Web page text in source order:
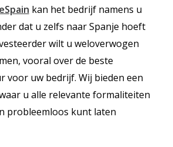
kan het bedrijf namens u
dat u zelfs naar Spanje hoeft
wilt u weloverwogen
vooral over de beste
voor uw bedrijf. Wij bieden een
u alle relevante formaliteiten
probleemloos kunt laten